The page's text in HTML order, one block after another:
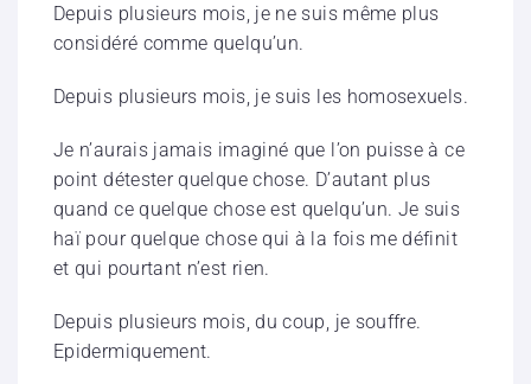
Depuis plusieurs mois, je ne suis même plus
considéré comme quelqu’un.
Depuis plusieurs mois, je suis les homosexuels.
Je n’aurais jamais imaginé que l’on puisse à ce
point détester quelque chose. D’autant plus
quand ce quelque chose est quelqu’un. Je suis
haï pour quelque chose qui à la fois me définit
et qui pourtant n’est rien.
Depuis plusieurs mois, du coup, je souffre.
Epidermiquement.